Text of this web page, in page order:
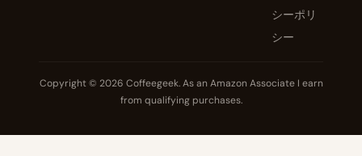
シーポリ
シー
Copyright © 2026 Coffeegeek. As an Amazon Associate I earn
from qualifying purchases.